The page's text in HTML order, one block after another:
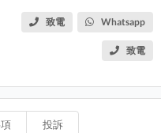
致電 Whatsapp
致電
投訴